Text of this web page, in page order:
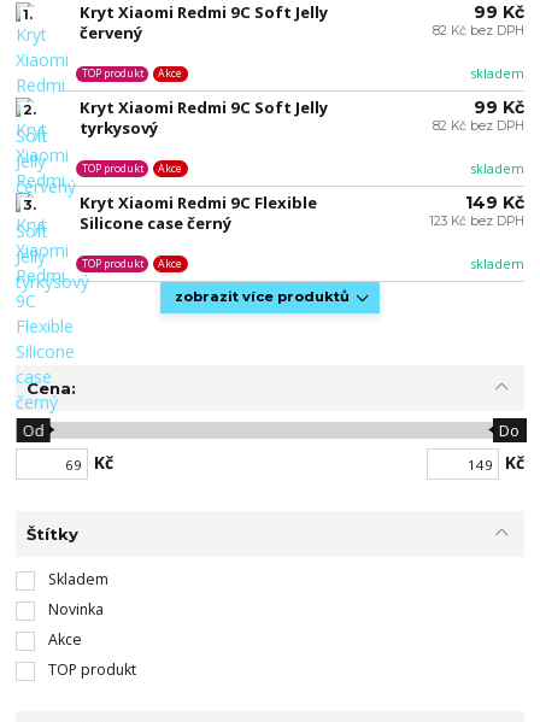
1.
Kryt Xiaomi Redmi 9C Soft Jelly
červený
skladem
TOP produkt Akce
99 Kč
82 Kč bez DPH
2.
Kryt Xiaomi Redmi 9C Soft Jelly
tyrkysový
skladem
TOP produkt Akce
99 Kč
82 Kč bez DPH
3.
Kryt Xiaomi Redmi 9C Flexible
Silicone case černý
skladem
TOP produkt Akce
149 Kč
123 Kč bez DPH
zobrazit více produktů
Cena:
Kč
Od Do
Kč
Štítky
Skladem
Novinka
Akce
TOP produkt